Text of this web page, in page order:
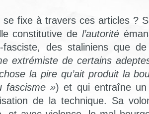
se fixe à travers ces articles ?
constitutive de l’autorité
fasciste, des staliniens que
extrémiste de certains
la pire qu’ait produit la
fascisme ») et qui entraîne un
de la technique. Sa